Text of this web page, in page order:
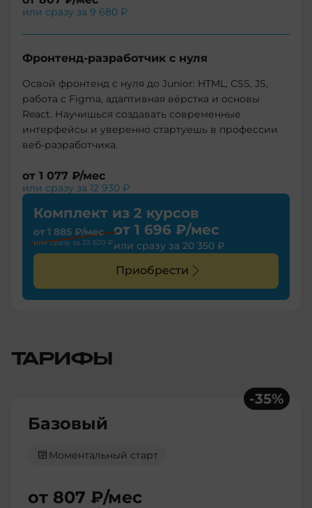
или сразу за 9 680 ₽
Фронтенд-разработчик с нуля
Освой фронтенд с нуля до Junior: HTML, CSS, JS,
работа с Figma, адаптивная вёрстка и основы
React. Научишься создавать современные
интерфейсы и уверенно стартуешь в профессии
веб-разработчика.
от 1 077 ₽/мес
или сразу за 12 930 ₽
Комплект из 2 курсов
от 1 885 ₽/мес
или сразу за 22 620 ₽
от 1 696 ₽/мес
или сразу за 20 350 ₽
Приобрести
ТАРИФЫ
-35%
Базовый
Моментальный старт
от 807 ₽/мес